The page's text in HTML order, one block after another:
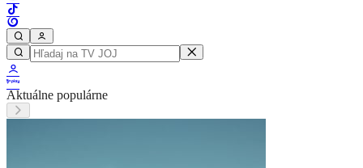
Aktuálne populárne